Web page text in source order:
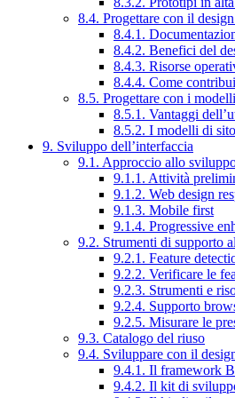
8.4. Progettare con il
8.4.1.
8.4.2. Benefici del
8.4.3. Risorse
8.4.4. Come
8.5. Progettare con i
8.5.1. Vantaggi
8.5.2. I modelli di
9. Sviluppo dell’interfaccia
9.1. Approccio allo
9.1.1. Attività
9.1.2. Web design
9.1.3. Mobile first
9.1.4. Progressive
9.2. Strumenti di supporto
9.2.1. Feature
9.2.2. Verificare le
9.2.3. Strumenti e
9.2.4. Supporto
9.2.5. Misurare le
9.3. Catalogo del riuso
9.4. Sviluppare con il
9.4.1. Il framework
9.4.2. Il kit di